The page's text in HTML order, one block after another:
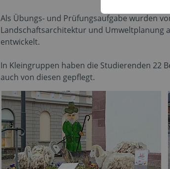
Als Übungs- und Prüfungsaufgabe wurden
Landschaftsarchitektur und Umweltplanung
entwickelt.
In Kleingruppen haben die Studierenden 22
auch von diesen gepflegt.